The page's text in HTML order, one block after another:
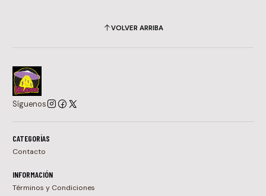
VOLVER ARRIBA
Síguenos
CATEGORÍAS
Contacto
INFORMACIÓN
Términos y Condiciones